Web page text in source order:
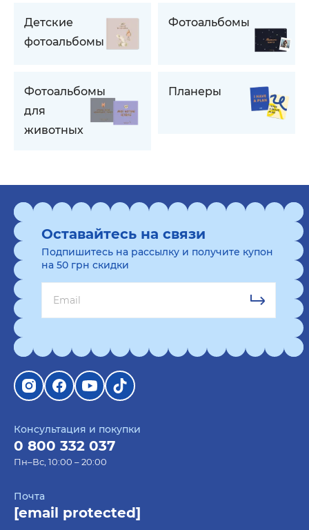
Детские
фотоальбомы
Фотоальбомы
Фотоальбомы
для
животных
Планеры
Консультация и покупки
0 800 332 037
Пн–Вс, 10:00 – 20:00
Почта
[email protected]
Оставайтесь на связи
Подпишитесь на рассылку и получите купон
на 50 грн скидки